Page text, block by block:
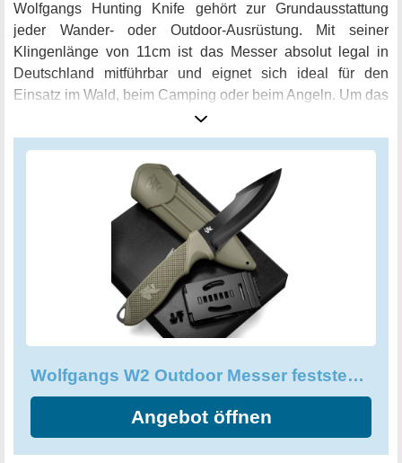
Wolfgangs Hunting Knife gehört zur Grundausstattung
jeder Wander- oder Outdoor-Ausrüstung. Mit seiner
Klingenlänge von 11cm ist das Messer absolut legal in
Deutschland mitführbar und eignet sich ideal für den
Einsatz im Wald, beim Camping oder beim Angeln. Um das
Messer optimal zu transportieren und sicher
aufzubewahren, ist es mit einer harten Scheide aus
Polypropylen ausgestattet, die dank des durchdachten
Multi-Lok Gürtelsystems sicher am Gürtel befestigt werden
kann. Das Wolfgangs W2 Outdoor Messer begeistert nicht
nur durch seine Funktionalität, sondern auch durch sein
ansprechendes Design in Olivgrün-Schwarz. Der Griff
besteht aus einem einzigen, 23cm langen Stück Stahl und
ist somit besonders robust und widerstandsfähig.
Überzeugen Sie sich selbst von der herausragenden
Qualität und Zuverlässigkeit dieses beeindruckenden
Outdoor-Messer aus dem Hause Wolfgangs!
Wolfgangs W2 Outdoor Messer feststehende Klinge - Inkl. Scheide
Angebot öffnen